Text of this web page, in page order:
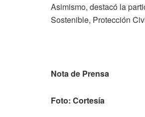
Asimismo, destacó la
Sostenible, Protección
Nota de Prensa
Foto: Cortesía